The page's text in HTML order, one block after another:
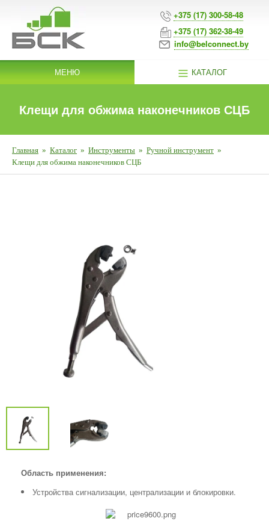
+375 (17) 300-58-48
+375 (17) 362-38-49
info@belconnect.by
МЕНЮ КАТАЛОГ
Клещи для обжима наконечников СЦБ
Главная » Каталог » Инструменты » Ручной инструмент »
Клещи для обжима наконечников СЦБ
Область применения:
Устройства сигнализации, централизации и блокировки.